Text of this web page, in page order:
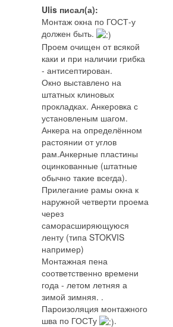
Ulis писал(а):
Монтаж окна по ГОСТ-у
должен быть.
Проем очищен от всякой
каки и при наличии грибка
- антисептирован.
Окно выставлено на
штатных клиновых
прокладках. Анкеровка с
установленым шагом.
Анкера на определённом
растоянии от углов
рам.Анкерные пластины
оцинкованные (штатные
обычно такие всегда).
Прилегание рамы окна к
наружной четверти проема
через
саморасширяющуюся
ленту (типа STOKVIS
например)
Монтажная пена
соответственно времени
года - летом летняя а
зимой зимняя. .
Пароизоляция монтажного
шва по ГОСТу
.